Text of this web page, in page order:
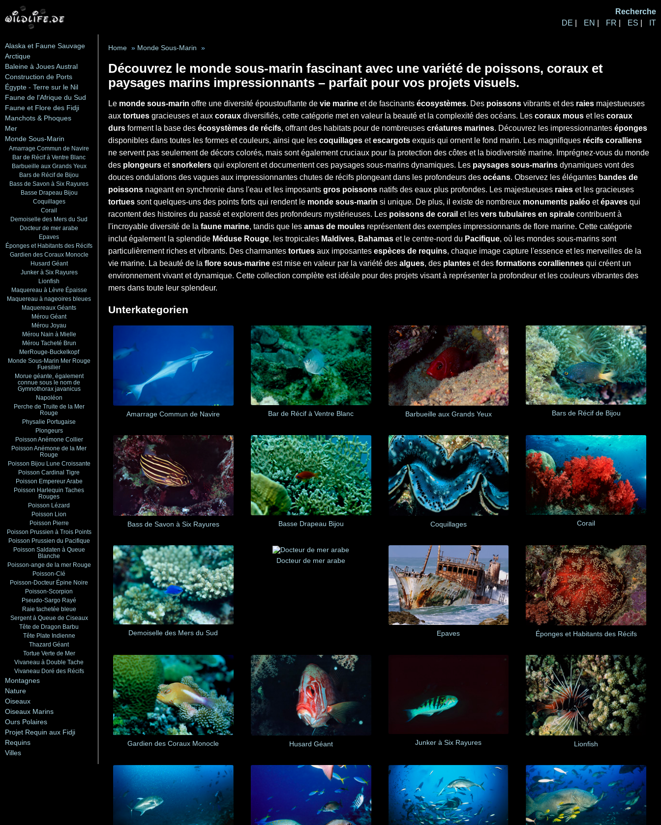
Recherche
DE
EN FR ES IT
Alaska et Faune Sauvage
Arctique
Baleine à Joues Austral
Construction de Ports
Égypte - Terre sur le Nil
Faune de l'Afrique du Sud
Faune et Flore des Fidji
Manchots & Phoques
Mer
Monde Sous-Marin
Amarrage Commun de Navire
Bar de Récif à Ventre Blanc
Barbueille aux Grands Yeux
Bars de Récif de Bijou
Bass de Savon à Six Rayures
Basse Drapeau Bijou
Coquillages
Corail
Demoiselle des Mers du Sud
Docteur de mer arabe
Epaves
Éponges et Habitants des Récifs
Gardien des Coraux Monocle
Husard Géant
Junker à Six Rayures
Lionfish
Maquereau à Lèvre Épaisse
Maquereau à nageoires bleues
Maquereaux Géants
Mérou Géant
Mérou Joyau
Mérou Nain à Mielle
Mérou Tacheté Brun
MerRouge-Buckelkopf
Monde Sous-Marin Mer Rouge
Fuesilier
Morue géante, également
connue sous le nom de
Gymnothorax javanicus
Napoléon
Perche de Truite de la Mer
Rouge
Physalie Portugaise
Plongeurs
Poisson Anémone Collier
Poisson Anémone de la Mer
Rouge
Poisson Bijou Lune Croissante
Poisson Cardinal Tigre
Poisson Empereur Arabe
Poisson Harlequin Taches
Rouges
Poisson Lézard
Poisson Lion
Poisson Pierre
Poisson Prussien à Trois Points
Poisson Prussien du Pacifique
Poisson Saldaten à Queue
Blanche
Poisson-ange de la mer Rouge
Poisson-Clé
Poisson-Docteur Épine Noire
Poisson-Scorpion
Pseudo-Sargo Rayé
Raie tachetée bleue
Sergent à Queue de Ciseaux
Tête de Dragon Barbu
Tête Plate Indienne
Thazard Géant
Tortue Verte de Mer
Vivaneau à Double Tache
Vivaneau Doré des Récifs
Montagnes
Nature
Oiseaux
Oiseaux Marins
Ours Polaires
Projet Requin aux Fidji
Requins
Villes
Home » Monde Sous-Marin »
Découvrez le monde sous-marin fascinant avec une variété de poissons, coraux et
paysages marins impressionnants – parfait pour vos projets visuels.
Le monde sous-marin offre une diversité époustouflante de vie marine et de fascinants écosystèmes. Des poissons vibrants et des raies majestueuses
aux tortues gracieuses et aux coraux diversifiés, cette catégorie met en valeur la beauté et la complexité des océans. Les coraux mous et les coraux
durs forment la base des écosystèmes de récifs, offrant des habitats pour de nombreuses créatures marines. Découvrez les impressionnantes éponges
disponibles dans toutes les formes et couleurs, ainsi que les coquillages etescargots exquis qui ornent le fond marin. Les magnifiques récifs coralliens
ne servent pas seulement de décors colorés, mais sont également cruciaux pour la protection des côtes et la biodiversité marine. Imprégnez-vous du monde
des plongeurs etsnorkelers qui explorent et documentent ces paysages sous-marins dynamiques. Les paysages sous-marins dynamiques vont des
douces ondulations des vagues aux impressionnantes chutes de récifs plongeant dans les profondeurs des océans. Observez les élégantes bandes de
poissons nageant en synchronie dans l'eau et les imposants gros poissons natifs des eaux plus profondes. Les majestueuses raies et les gracieuses
tortues sont quelques-uns des points forts qui rendent le monde sous-marin si unique. De plus, il existe de nombreux monuments paléo etépaves qui
racontent des histoires du passé et explorent des profondeurs mystérieuses. Les poissons de corail et les vers tubulaires en spirale contribuent à
l'incroyable diversité de la faune marine, tandis que les amas de moules représentent des exemples impressionnants de flore marine. Cette catégorie
inclut également la splendide Méduse Rouge, les tropicales Maldives, Bahamas et le centre-nord du Pacifique, où les mondes sous-marins sont
particulièrement riches et vibrants. Des charmantes tortues aux imposantes espèces de requins, chaque image capture l'essence et les merveilles de la
vie marine. La beauté de la flore sous-marine est mise en valeur par la variété des algues, des plantes et des formations coralliennes qui créent un
environnement vivant et dynamique. Cette collection complète est idéale pour des projets visant à représenter la profondeur et les couleurs vibrantes des
mers dans toute leur splendeur.
Unterkategorien
Amarrage Commun de Navire Bar de Récif à Ventre Blanc Barbueille aux Grands Yeux Bars de Récif de Bijou
Bass de Savon à Six Rayures Basse Drapeau Bijou Coquillages Corail
Demoiselle des Mers du Sud
Docteur de mer arabe
Epaves Éponges et Habitants des Récifs
Gardien des Coraux Monocle Husard Géant Junker à Six Rayures Lionfish